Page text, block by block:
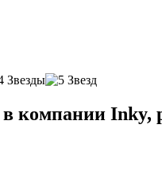
компании Inky,